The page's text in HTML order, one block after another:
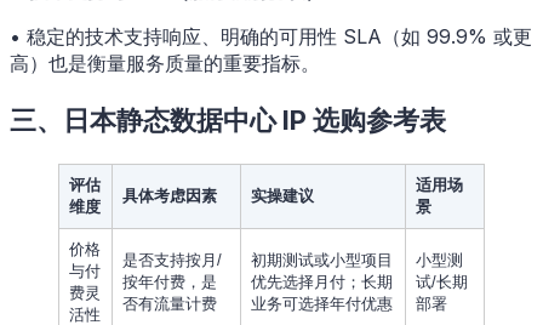
• 稳定的技术支持响应、明确的可用性 SLA（如 99.9% 或更
高）也是衡量服务质量的重要指标。
三、日本静态数据中心 IP 选购参考表
评估
维度
具体考虑因素 实操建议
适用场
景
价格
与付
费灵
活性
是否支持按月/
按年付费，是
否有流量计费
初期测试或小型项目
优先选择月付；长期
业务可选择年付优惠
小型测
试/长期
部署